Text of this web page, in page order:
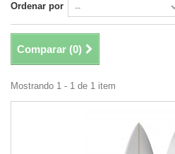
Ordenar por
Comparar (0)
Mostrando 1 - 1 de 1 item